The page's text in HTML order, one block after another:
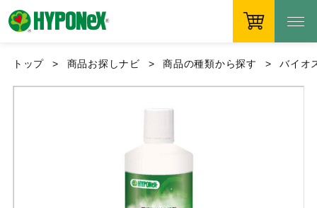
トップ 商品お探しナビ 商品の種類から探す バイオ